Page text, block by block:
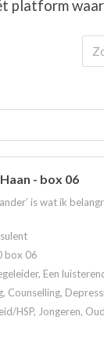
platform waar
- box 06
is wat ik
box 06
Een
Counselling,
HSP, Jongeren,